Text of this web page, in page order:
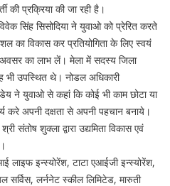
की प्रक्रिया की जा रही है।
सिंह सिसोदिया ने युवाओ को प्रेरित करते
का विकास कर प्रतियोगिता के लिए स्वयं
का लाभ लें। मेला में सदस्य जिला
भी उपस्थित थे। नोडल अधिकारी
ने युवाओ से कहां कि कोई भी काम छोटा या
करे अपनी दक्षता से अपनी पहचान बनाये।
संतोष शुक्ला द्वारा उद्यमिता विकास एवं
लाइफ इन्स्योरेंश, टाटा एआईजी इन्स्योरेंश,
सर्विस, लर्ननेट स्कील लिमिटेड, मारुती